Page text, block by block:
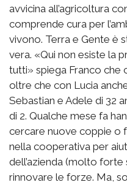
avvicina all’agricoltura
comprende cura per
vivono. Terra e Gente è
vera. «Qui non esiste la
tutti» spiega Franco che
oltre che con Lucia
Sebastian e Adele di 32
di 2. Qualche mese fa
cercare nuove coppie o
nella cooperativa per
dell’azienda (molto forte
rinnovare le forze. Ma,